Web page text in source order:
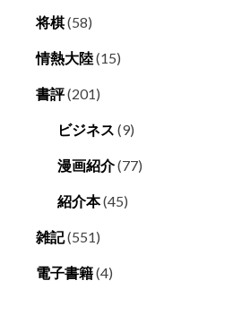
将棋(58)
情熱大陸(15)
書評(201)
ビジネス (9)
漫画紹介(77)
紹介本(45)
雑記(551)
電子書籍(4)